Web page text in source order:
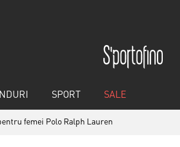
SPORT SALE
femei Polo Ralph Lauren